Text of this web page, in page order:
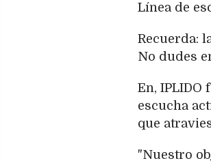
Línea de
Recuerda:
No dudes
En,
escucha
que
"Nuestro